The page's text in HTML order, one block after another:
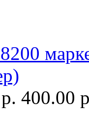
400.00